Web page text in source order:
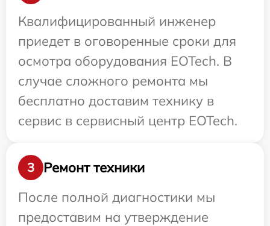
Квалифицированный инженер
приедет в оговоренные сроки для
осмотра оборудования EOTech. В
случае сложного ремонта мы
бесплатно доставим технику в
сервис в сервисный центр EOTech.
3
Ремонт техники
После полной диагностики мы
предоставим на утверждение